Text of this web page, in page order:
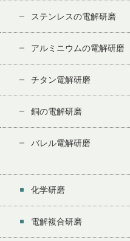
ステンレスの電解研磨
アルミニウムの電解研磨
チタン電解研磨
銅の電解研磨
バレル電解研磨
化学研磨
電解複合研磨